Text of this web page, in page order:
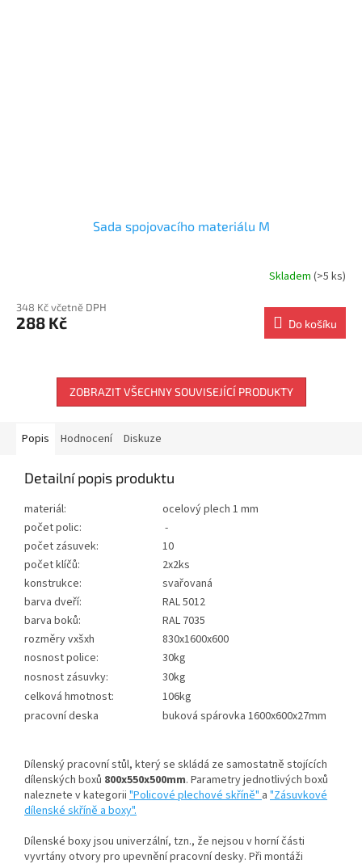
Sada spojovacího materiálu M
Skladem (>5 ks)
348 Kč včetně DPH
288 Kč Do košíku
ZOBRAZIT VŠECHNY SOUVISEJÍCÍ PRODUKTY
Popis Hodnocení Diskuze
Detailní popis produktu
materiál:
ocelový plech 1 mm
počet polic:
-
počet zásuvek:
10
počet klíčů:
2x2ks
konstrukce:
svařovaná
barva dveří:
RAL 5012
barva boků:
RAL 7035
rozměry vxšxh
830x1600x600
nosnost police:
30kg
nosnost zásuvky:
30kg
celková hmotnost:
106kg
pracovní deska
buková spárovka 1600x600x27mm
Dílenský pracovní stůl, který se skládá ze samostatně stojících
dílenských boxů 800x550x500mm. Parametry jednotlivých boxů
naleznete v kategorii "Policové plechové skříně" a "Zásuvkové
dílenské skříně a boxy".
Dílenské boxy jsou univerzální, tzn., že nejsou v horní části
vyvrtány otvory pro upevnění pracovní desky. Při montáži